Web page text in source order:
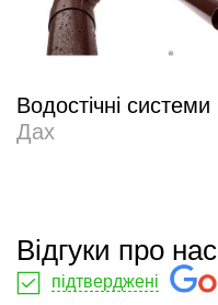
Водостічні системи
Дах
Відгуки про нас
підтверджені